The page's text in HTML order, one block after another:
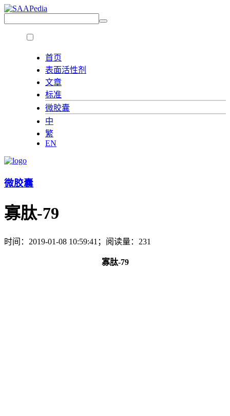
首页
表面活性剂
文章
标准
微胶囊
中
繁
EN
微胶囊
寡肽-79
时间：2019-01-08 10:59:41；阅读量：231
寡肽-79